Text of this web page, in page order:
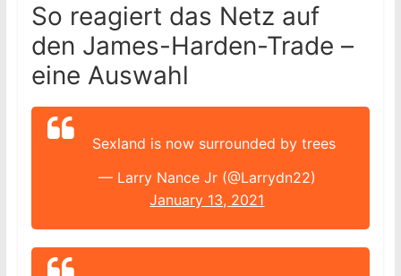
So reagiert das Netz auf
den James-Harden-Trade –
eine Auswahl
Sexland is now surrounded by trees
— Larry Nance Jr (@Larrydn22)
January 13, 2021